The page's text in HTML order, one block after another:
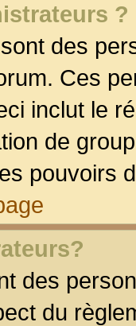
?
des
Ces
inclut le
de
pouvoirs
des
du